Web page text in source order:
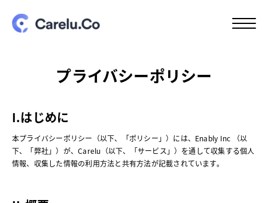
プライバシーポリシー
I.はじめに
本プライバシーポリシー（以下、「ポリシー」）には、Enably Inc （以
下、「弊社」）が、Carelu（以下、「サービス」）を通して収集する個人
情報、収集した情報の利用方法と共有方法が記載されています。